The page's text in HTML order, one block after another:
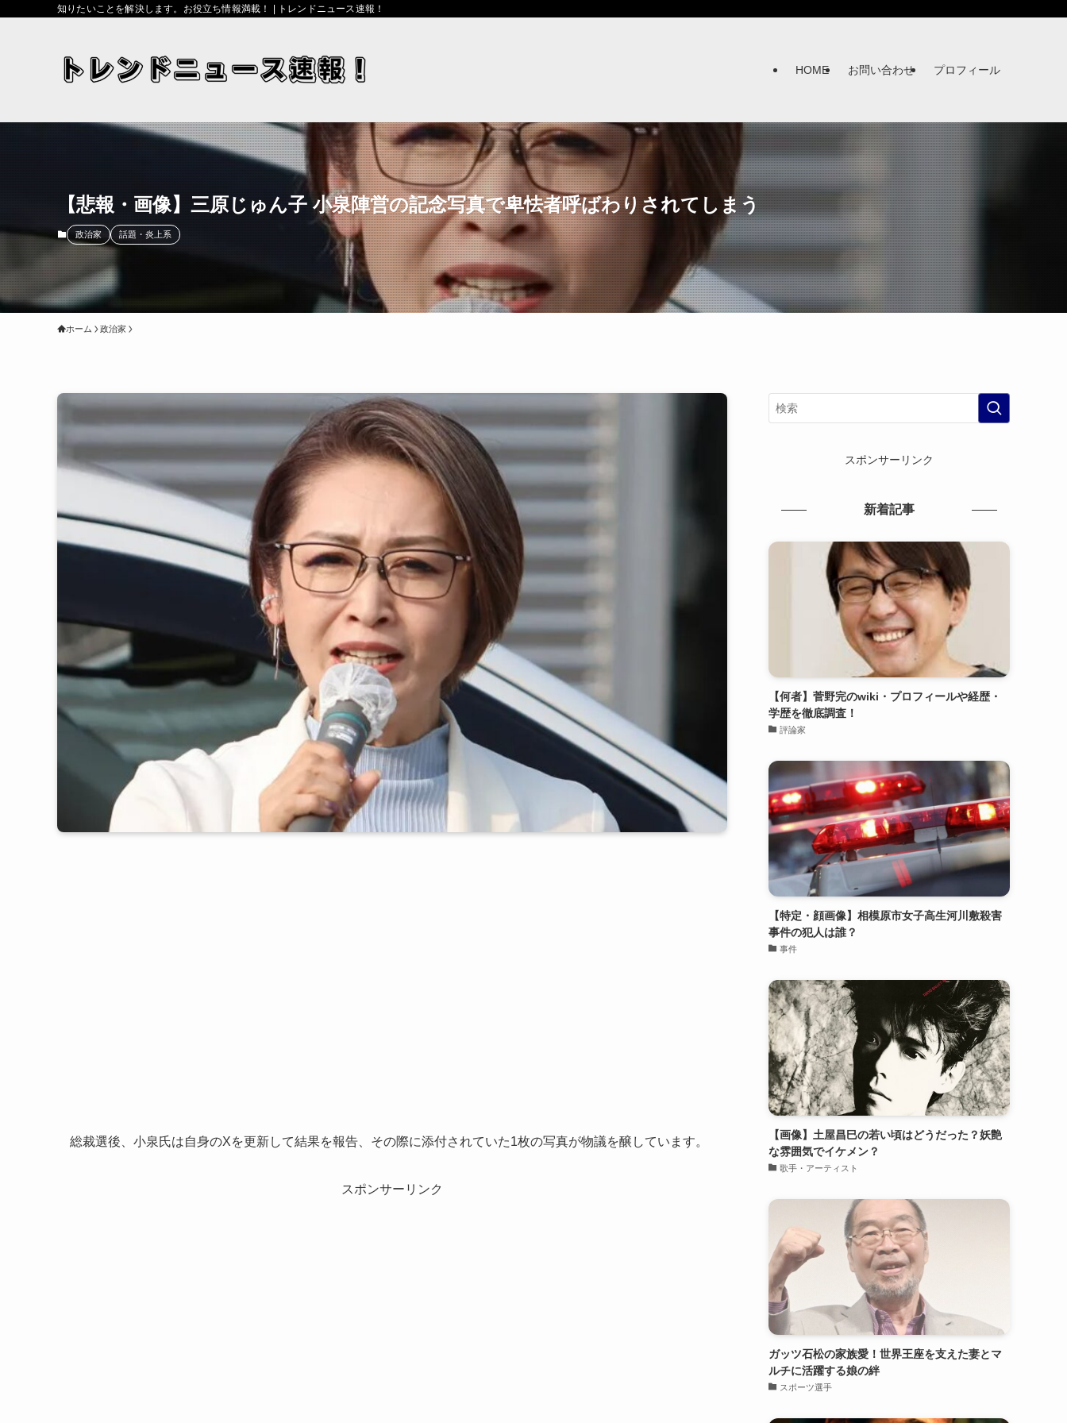
知りたいことを解決します。お役立ち情報満載！ | トレンドニュース速報！
HOME お問い合わせ プロフィール
【悲報・画像】三原じゅん子 小泉陣営の記念写真で卑怯者呼ばわりされてしまう
政治家 話題・炎上系
ホーム 政治家
総裁選後、小泉氏は自身のXを更新して結果を報告、その際に添付されていた1枚の写真が物議を醸しています。
スポンサーリンク
スポンサーリンク
新着記事
【何者】菅野完のwiki・プロフィールや経歴・
学歴を徹底調査！
評論家
【特定・顔画像】相模原市女子高生河川敷殺害
事件の犯人は誰？
事件
【画像】土屋昌巳の若い頃はどうだった？妖艶
な雰囲気でイケメン？
歌手・アーティスト
ガッツ石松の家族愛！世界王座を支えた妻とマ
ルチに活躍する娘の絆
スポーツ選手